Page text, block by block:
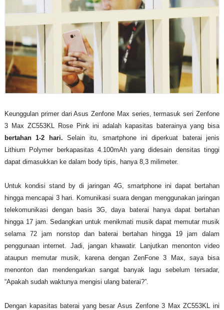
Keunggulan primer dari Asus Zenfone Max series, termasuk seri Zenfone
3 Max ZC553KL Rose Pink ini adalah kapasitas baterainya yang bisa
bertahan 1-2 hari. Selain itu, smartphone ini diperkuat baterai jenis
Lithium Polymer berkapasitas 4.100mAh yang didesain densitas tinggi
dapat dimasukkan ke dalam body tipis, hanya 8,3 milimeter.
Untuk kondisi stand by di jaringan 4G, smartphone ini dapat bertahan
hingga mencapai 3 hari. Komunikasi suara dengan menggunakan jaringan
telekomunikasi dengan basis 3G, daya baterai hanya dapat bertahan
hingga 17 jam. Sedangkan untuk menikmati musik dapat memutar musik
selama 72 jam nonstop dan baterai bertahan hingga 19 jam dalam
penggunaan internet. Jadi, jangan khawatir. Lanjutkan menonton video
ataupun memutar musik, karena dengan ZenFone 3 Max, saya bisa
menonton dan mendengarkan sangat banyak lagu sebelum tersadar,
“Apakah sudah waktunya mengisi ulang baterai?”.
Dengan kapasitas baterai yang besar Asus Zenfone 3 Max ZC553KL ini